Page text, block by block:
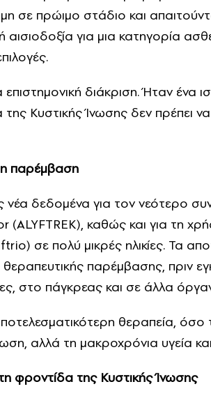
σε πρώιμο στάδιο και
για μια κατηγορία
διάκριση. Ήταν ένα
της Κυστικής Ίνωσης δεν πρέπει
παρέμβαση
νέα δεδομένα για τον νεότερο
καθώς και για τη
σε πολύ μικρές ηλικίες. Τα
παρέμβασης, πριν
στο πάγκρεας και σε άλλα
θεραπεία,
αλλά τη μακροχρόνια υγεία
φροντίδα της Κυστικής Ίνωσης